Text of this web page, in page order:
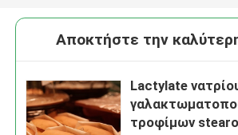
Αποκτήστε την
Lactylate
τροφίμων